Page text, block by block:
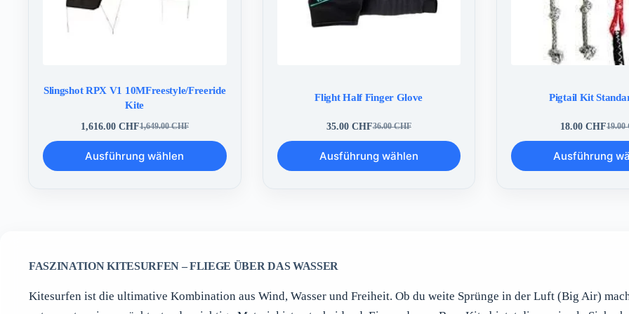
Slingshot RPX V1 10MFreestyle/Freeride
Kite
1,649.00CHF
Ursprünglicher
Preis
war:
1,649.00 CHF
1,616.00 CHFAktueller
Preis
ist:
1,616.00 CHF.
Ausführung wählen
Dieses
Produkt
weist
auf
der
gewählt
werden
Flight Half Finger Glove
36.00CHF
Ursprünglicher
Preis
war:
36.00 CHF
35.00 CHFAktueller
Preis
ist:
35.00 CHF.
Ausführung wählen
Dieses
Produkt
weist
auf
der
gewählt
werden
Pigtail Kit
19.00
Preis
war:
19.00
18.00CHF
Preis
ist:
18.00
Ausführung
Dieses
Produkt
weist
gewählt
werden
FASZINATION KITESURFEN – FLIEGE ÜBER DAS WASSER
Kitesurfen ist die ultimative Kombination aus Wind, Wasser und Freiheit. Ob du weite Sprünge in der Luft (Big Air)